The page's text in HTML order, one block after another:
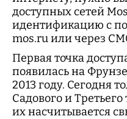
доступных сетей
идентификацию с
mos.ru или через
Первая точка
появилась на
2013 году. Сегодня
Садового и
их насчитывается